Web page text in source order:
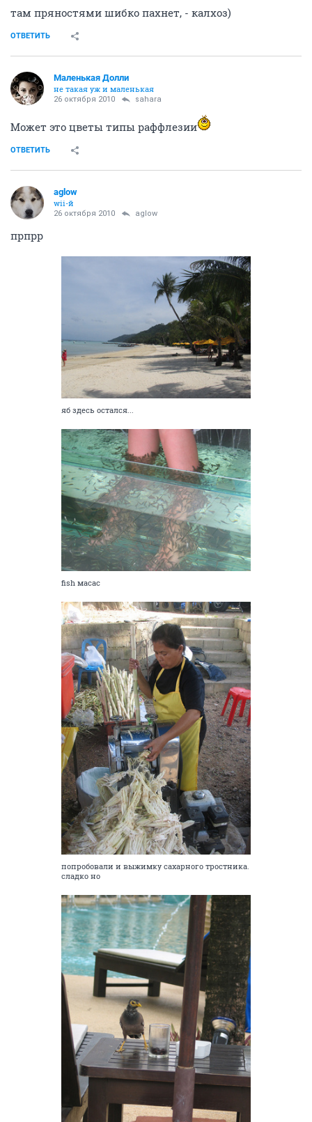
там пряностями шибко пахнет, - калхоз)
ОТВЕТИТЬ
Маленькая Долли
не такая уж и маленькая
26 октября 2010 sahara
Может это цветы типы раффлезии
ОТВЕТИТЬ
aglow
wii-й
26 октября 2010 aglow
прпрр
яб здесь остался...
fish масас
попробовали и выжимку сахарного тростника.
сладко но